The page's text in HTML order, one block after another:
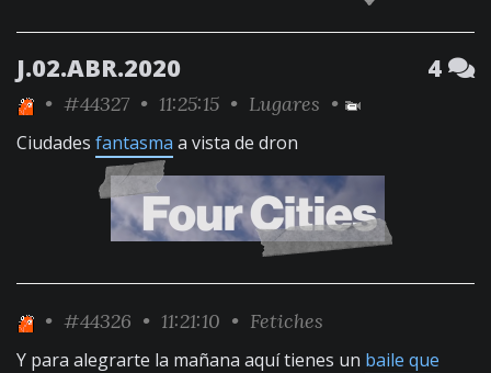
J.02.ABR.2020 4
• #44327 • 11:25:15 • Lugares •
Ciudades fantasma a vista de dron
• #44326 • 11:21:10 • Fetiches
Y para alegrarte la mañana aquí tienes un baile que